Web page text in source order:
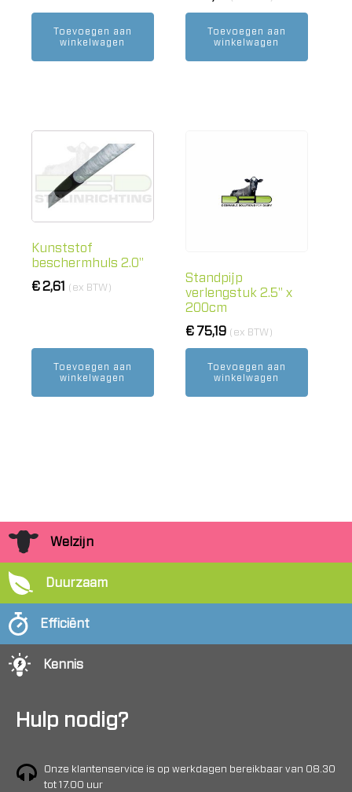
Toevoegen aan
winkelwagen
Toevoegen aan
winkelwagen
Kunststof
beschermhuls 2.0"
€2,61 (ex BTW)
Toevoegen aan
winkelwagen
Standpijp
verlengstuk 2.5" x
200cm
€75,19 (ex BTW)
Toevoegen aan
winkelwagen
Welzijn
Duurzaam
Efficiënt
Kennis
Hulp nodig?
Onze klantenservice is op werkdagen bereikbaar van 08.30
tot 17.00 uur